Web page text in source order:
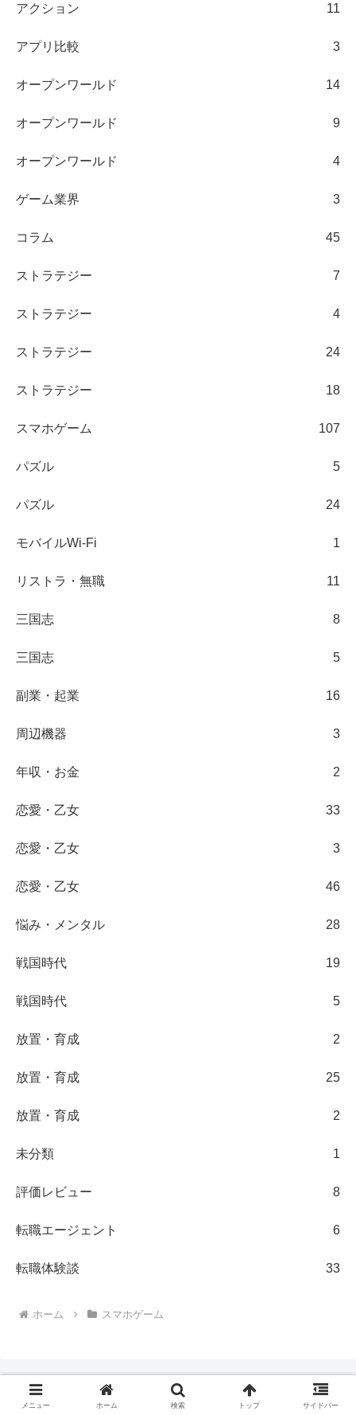
アクション 11
アプリ比較 3
オープンワールド 14
オープンワールド 9
オープンワールド 4
ゲーム業界 3
コラム 45
ストラテジー 7
ストラテジー 4
ストラテジー 24
ストラテジー 18
スマホゲーム 107
パズル 5
パズル 24
モバイルWi-Fi 1
リストラ・無職 11
三国志 8
三国志 5
副業・起業 16
周辺機器 3
年収・お金 2
恋愛・乙女 33
恋愛・乙女 3
恋愛・乙女 46
悩み・メンタル 28
戦国時代 19
戦国時代 5
放置・育成 2
放置・育成 25
放置・育成 2
未分類 1
評価レビュー 8
転職エージェント 6
転職体験談 33
ホーム スマホゲーム
メニュー ホーム 検索 トップ サイドバー